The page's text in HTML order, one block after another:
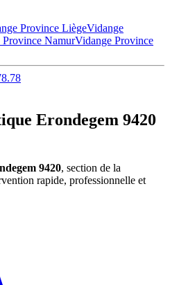
Province LiègeVidange
Province NamurVidange Province
Erondegem 9420
9420, section de la
rapide, professionnelle et